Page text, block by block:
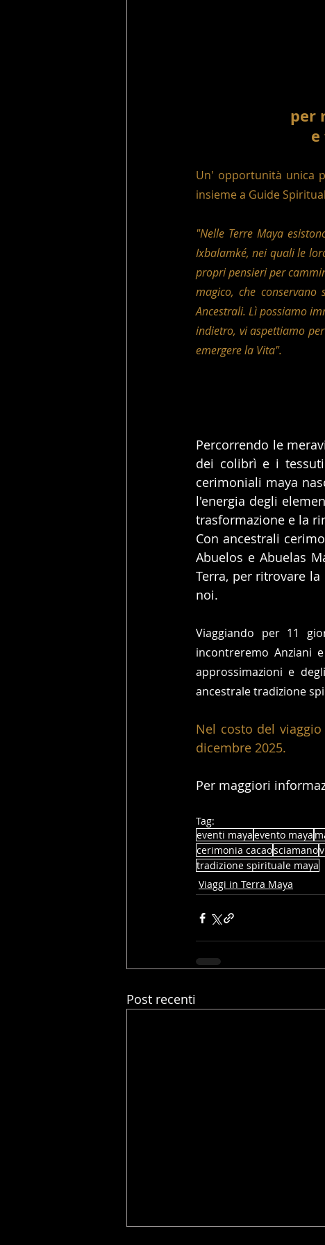
per
e
Un' opportunità unica
insieme a Guide
"Nelle Terre Maya
Ixbalamké, nei quali le
propri pensieri per
magico, che
Ancestrali. Lì possiamo
indietro, vi aspettiamo
emergere la Vita".
Percorrendo le
dei colibrì e i
cerimoniali maya
l'energia degli
trasformazione e la
Con ancestrali
Abuelos e Abuelas
Terra, per ritrovare
noi.
Viaggiando per 11
incontreremo Anziani
approssimazioni e
ancestrale tradizione
Nel costo del
dicembre 2025.
Per maggiori
Tag:
eventi mayaevento maya
cerimonia cacaosciamano
tradizione spirituale maya
Viaggi in Terra Maya
Post recenti